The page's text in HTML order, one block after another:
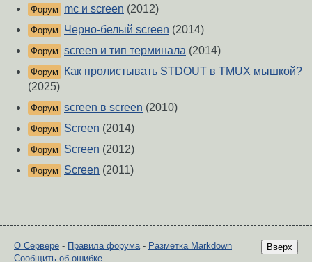
Форум mc и screen (2012)
Форум Черно-белый screen (2014)
Форум screen и тип терминала (2014)
Форум
Как пролистывать STDOUT в TMUX мышкой?
(2025)
Форум screen в screen (2010)
Форум Screen (2014)
Форум Screen (2012)
Форум Screen (2011)
Вверх
О Сервере - Правила форума - Разметка Markdown
Сообщить об ошибке